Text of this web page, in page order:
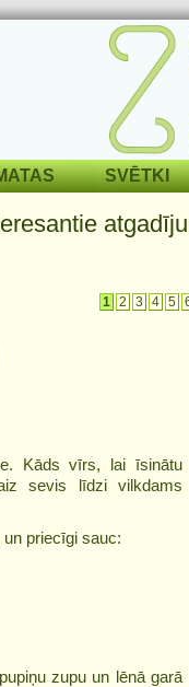
SVĒTKI
1 2 3 4 5
Kāds vīrs, lai īsinātu
sevis līdzi vilkdams
priecīgi sauc:
zupu un lēnā garā